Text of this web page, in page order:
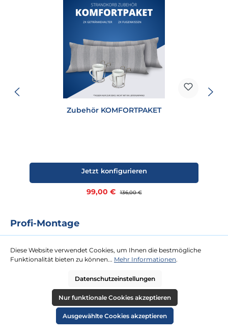
Zubehör KOMFORTPAKET
Verkaufspreis:
99,00 € Regulärer Preis:
136,00 €
Jetzt konfigurieren
Profi-Montage
kaum eine Dachterrasse zu hoch oder Tür zu schmal. Gegen eine
Festpauschale kommen zwei Tischler zu Ihnen und platzieren Ihren
mehr erfahren
Diese Website verwendet Cookies, um Ihnen die bestmögliche
Funktionalität bieten zu können... Mehr Informationen.
Datenschutzeinstellungen
Nur funktionale Cookies akzeptieren
Ausgewählte Cookies akzeptieren